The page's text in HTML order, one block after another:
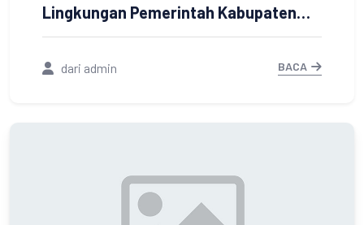
Lingkungan Pemerintah Kabupaten
Tanah Laut.
dari admin BACA